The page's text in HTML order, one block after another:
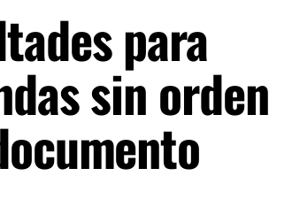
para
sin orden